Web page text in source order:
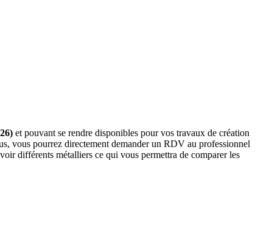
et pouvant se rendre disponibles pour vos travaux de création
vous pourrez directement demander un RDV au professionnel
différents métalliers ce qui vous permettra de comparer les